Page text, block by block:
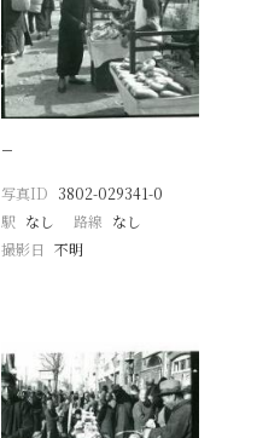
−
写真ID 3802-029341-0
駅 なし 路線 なし
撮影日 不明